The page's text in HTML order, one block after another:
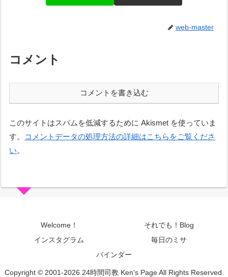
web-master
コメント
コメントを書き込む
このサイトはスパムを低減するために Akismet を使っていま
す。
コメントデータの処理方法の詳細はこちらをご覧くださ
い。
Welcome！
それでも！Blog
インスタグラム
毎日のミサ
バインダー
Copyright © 2001-2026 24時間司教 Ken's Page All Rights Reserved.